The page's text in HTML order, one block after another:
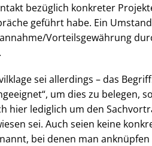
bezüglich konkreter
geführt habe. Ein
Vorteilsgewährung
sei allerdings – das
um dies zu belegen,
hier lediglich um den
sei. Auch seien keine
bei denen man anknüpfen